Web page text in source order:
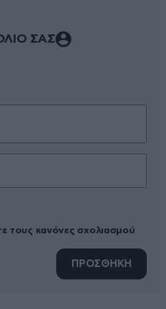
ΣΑΣ
τους κανόνες σχολιασμού
ΠΡΟΣΘΗΚΗ